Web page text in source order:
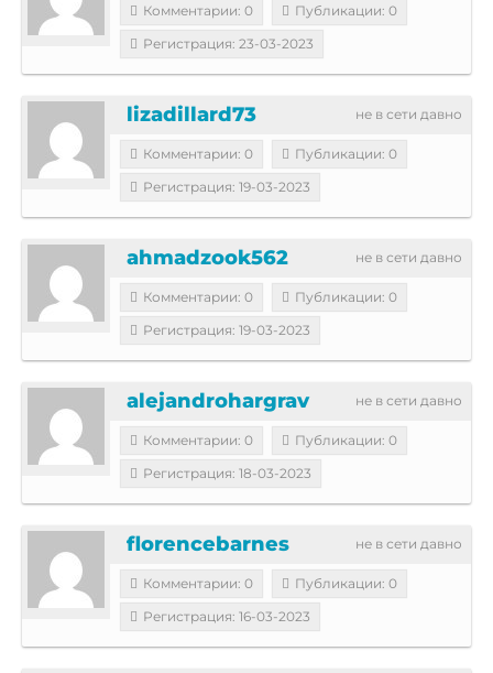
Комментарии: 0
Публикации: 0
Регистрация: 23-03-2023
не в сети давно
lizadillard73
Комментарии: 0
Публикации: 0
Регистрация: 19-03-2023
не в сети давно
ahmadzook562
Комментарии: 0
Публикации: 0
Регистрация: 19-03-2023
не в сети давно
alejandrohargrav
Комментарии: 0
Публикации: 0
Регистрация: 18-03-2023
не в сети давно
florencebarnes
Комментарии: 0
Публикации: 0
Регистрация: 16-03-2023